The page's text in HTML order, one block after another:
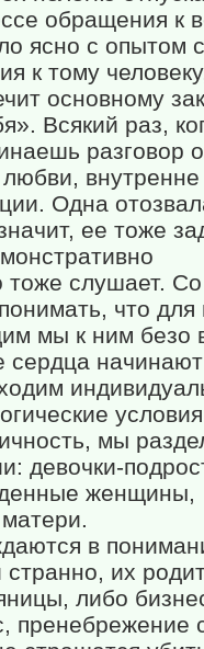
обращения к
ясно с опытом
к тому
основному
Всякий раз,
разговор
любви, внутренне
Одна
ее тоже
тоже слушает. Со
что для
мы к ним безо
сердца начинают
мы
девочки-
женщины,
в
их
либо
пренебрежение